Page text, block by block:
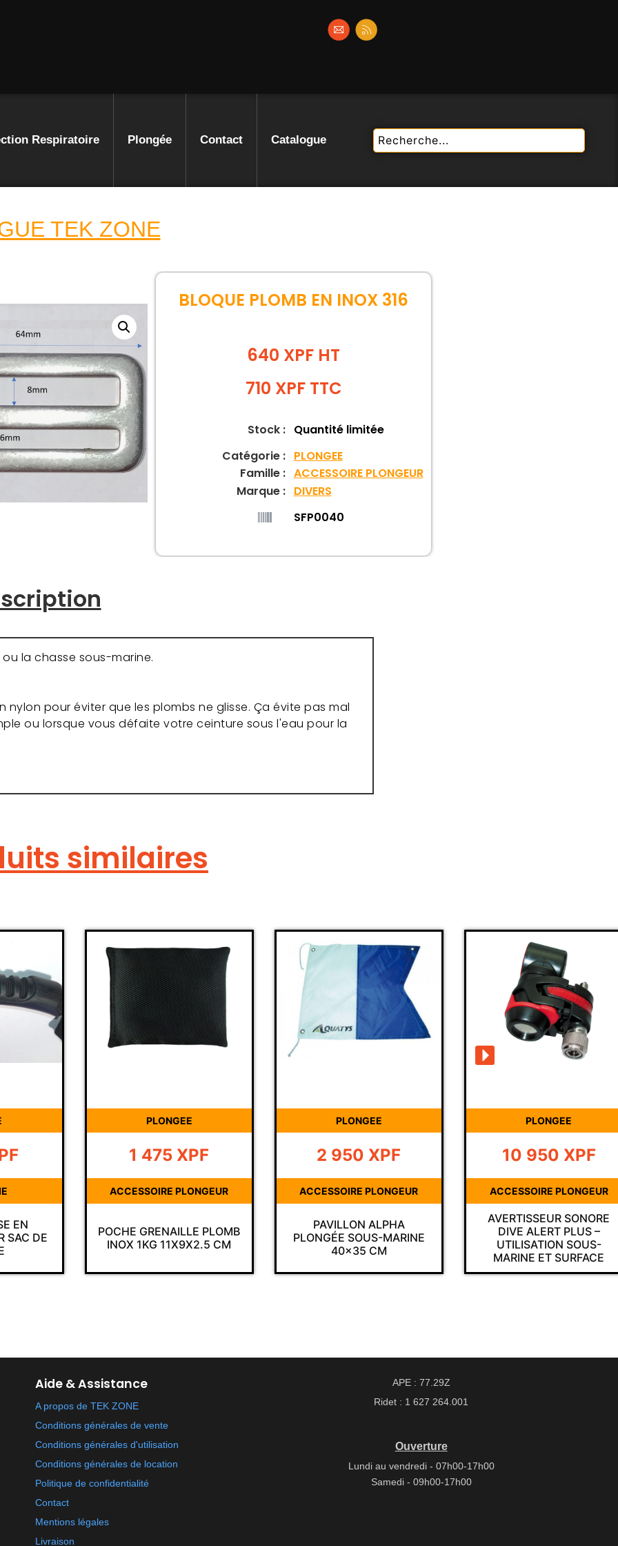
Respiratoire Plongée Contact Catalogue
TEK ZONE
BLOQUE PLOMB EN INOX 316
640 XPF HT
710 XPFTTC
Stock : Quantité limitée
Catégorie : PLONGEE
Famille : ACCESSOIRE PLONGEUR
Marque : DIVERS
SFP0040
la chasse sous-marine.
pour éviter que les plombs ne glisse. Ça évite pas mal
ou lorsque vous défaite votre ceinture sous l'eau pour la
similaires
EN
SAC DE
PLONGEE
POCHE GRENAILLE PLOMB
INOX 1KG 11X9X2.5 CM
1 475 XPF
ACCESSOIRE PLONGEUR
PLONGEE
PAVILLON ALPHA
PLONGÉE SOUS-MARINE
40×35 CM
2 950 XPF
ACCESSOIRE PLONGEUR
PLONGEE
AVERTISSEUR SONORE
DIVE ALERT PLUS –
UTILISATION SOUS-
MARINE ET SURFACE
10 950 XPF
ACCESSOIRE PLONGEUR
Aide & Assistance
A propos de TEK ZONE
Conditions générales de vente
Conditions générales d'utilisation
Conditions générales de location
Politique de confidentialité
Contact
Mentions légales
Livraison
APE : 77.29Z
Ridet : 1 627 264.001
Ouverture
Lundi au vendredi - 07h00-17h00
Samedi - 09h00-17h00